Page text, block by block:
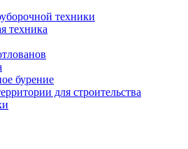
техники
техника
бурение
для строительства